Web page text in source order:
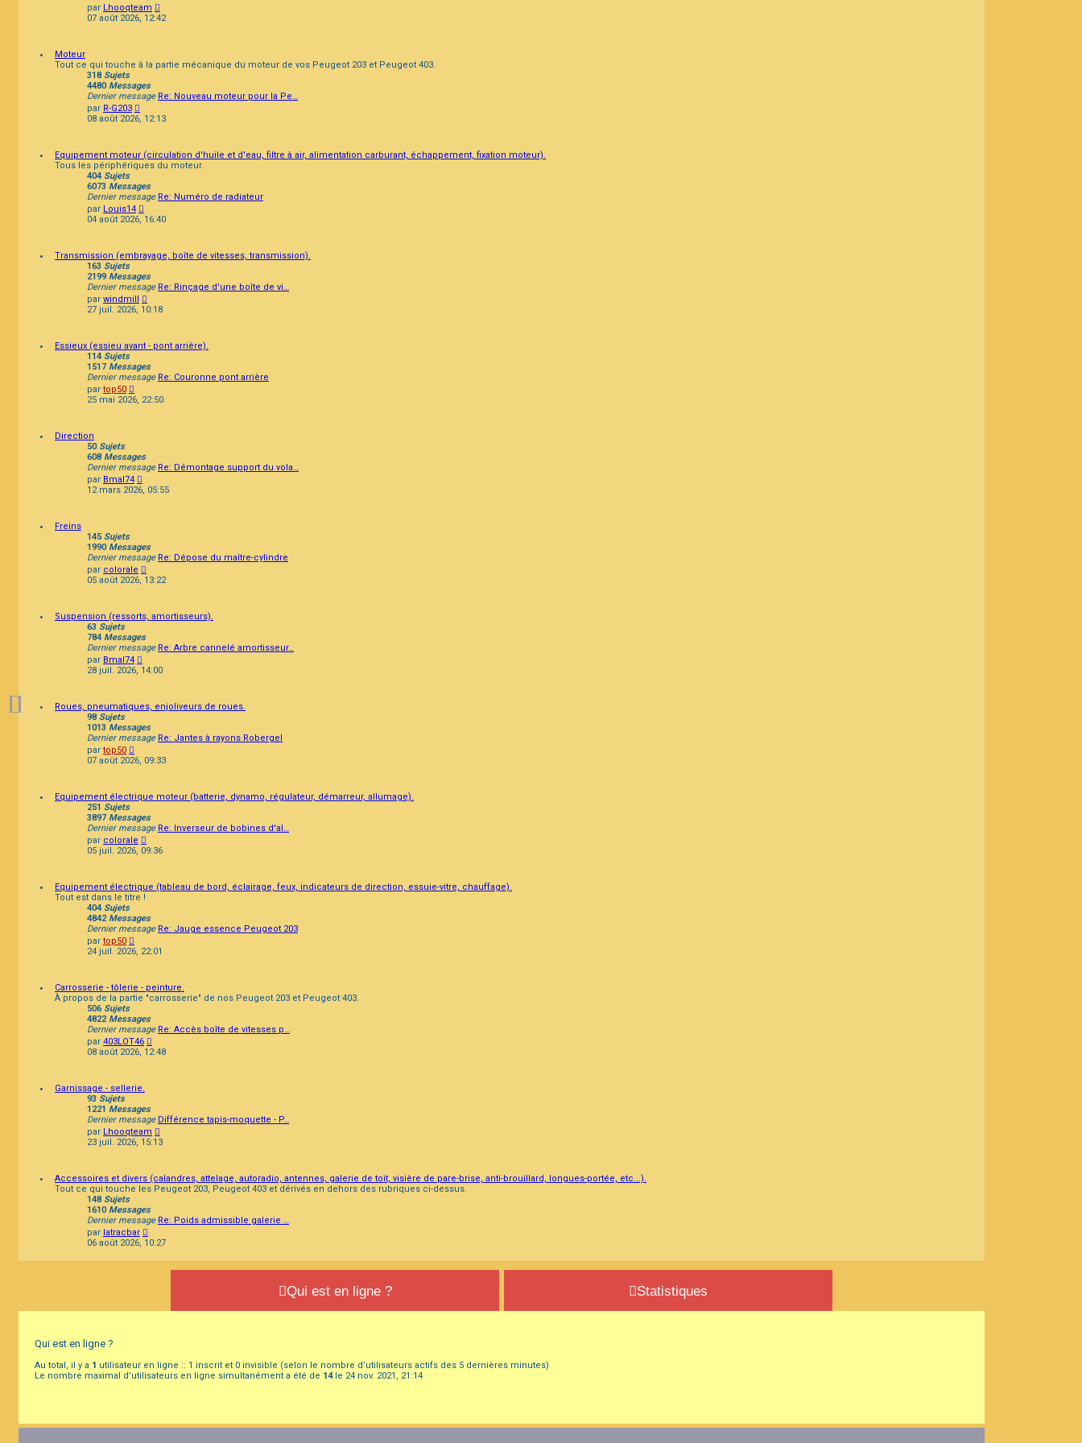
par Lhooqteam
le
07 août 2026, 12:42
Moteur
Tout ce qui touche à la partie mécanique du moteur de vos Peugeot 203 et Peugeot 403.
318 Sujets
4480Messages
Dernier message Re: Nouveau moteur pour la Pe…
par R-G203
le
dernier
08 août 2026, 12:13
Equipement moteur (circulation d'huile et d'eau, filtre à air, alimentation carburant, échappement, fixation moteur).
Tous les périphériques du moteur.
404 Sujets
6073 Messages
Dernier message Re: Numéro de radiateur
par Louis14
le
04 août 2026, 16:40
Transmission (embrayage, boîte de vitesses, transmission).
163 Sujets
2199 Messages
Dernier message Re: Rinçage d'une boîte de vi…
par windmill
le
27 juil. 2026, 10:18
Essieux (essieu avant - pont arrière).
114 Sujets
1517 Messages
Dernier message Re: Couronne pont arrière
par top50
le
dernier
25 mai 2026, 22:50
Direction
50 Sujets
608 Messages
Dernier message Re: Démontage support du vola…
par Bmal74
le
dernier
12 mars 2026, 05:55
Freins
145 Sujets
1990Messages
Dernier message Re: Dépose du maître-cylindre
par colorale
le
05 août 2026, 13:22
Suspension (ressorts, amortisseurs).
63 Sujets
784 Messages
Dernier message Re: Arbre cannelé amortisseur…
par Bmal74
le
28 juil. 2026, 14:00
Roues, pneumatiques, enjoliveurs de roues.
98 Sujets
1013 Messages
Dernier message Re: Jantes à rayons Robergel
par top50
le
dernier
07 août 2026, 09:33
Equipement électrique moteur (batterie, dynamo, régulateur, démarreur, allumage).
251 Sujets
3897 Messages
Dernier message Re: Inverseur de bobines d'al…
par colorale
le
05 juil. 2026, 09:36
Equipement électrique (tableau de bord, éclairage, feux, indicateurs de direction, essuie-vitre, chauffage).
Tout est dans le titre !
404 Sujets
4842Messages
Dernier message Re: Jauge essence Peugeot 203
par top50
le
dernier
24 juil. 2026, 22:01
Carrosserie - tôlerie - peinture.
À propos de la partie "carrosserie" de nos Peugeot 203 et Peugeot 403.
506 Sujets
4822Messages
Dernier message Re: Accès boîte de vitesses p…
par 403LOT46
le
08 août 2026, 12:48
Garnissage - sellerie.
93 Sujets
1221 Messages
Dernier message Différence tapis-moquette - P…
par Lhooqteam
le
23 juil. 2026, 15:13
Accessoires et divers (calandres, attelage, autoradio, antennes, galerie de toit, visière de pare-brise, anti-brouillard, longues-portée, etc...).
Tout ce qui touche les Peugeot 203, Peugeot 403 et dérivés en dehors des rubriques ci-dessus.
148 Sujets
1610Messages
Dernier message Re: Poids admissible galerie …
par latracbar
le
message
06 août 2026, 10:27
Qui est en ligne ? Statistiques
Qui est en ligne ?
Au total, il y a 1 utilisateur en ligne :: 1 inscrit et 0 invisible (selon le nombre d’utilisateurs actifs des 5 dernières minutes)
Le nombre maximal d’utilisateurs en ligne simultanément a été de 14le 24 nov. 2021, 21:14